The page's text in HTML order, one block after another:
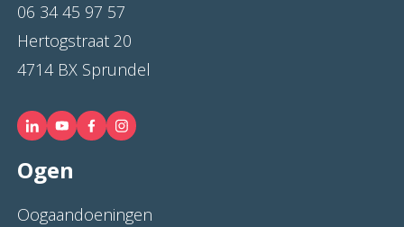
06 34 45 97 57
Hertogstraat 20
4714 BX Sprundel
Ogen
Oogaandoeningen